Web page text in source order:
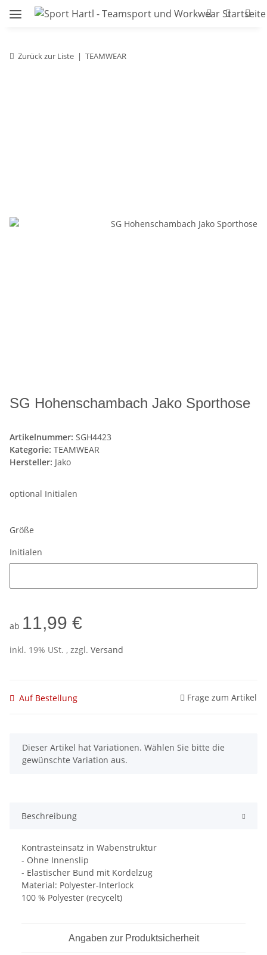
Zurück zur Liste TEAMWEAR
SG Hohenschambach Jako Sporthose
Artikelnummer: SGH4423
Kategorie: TEAMWEAR
Hersteller: Jako
optional Initialen
Größe
Initialen
ab 11,99 €
inkl. 19% USt. , zzgl. Versand
Auf Bestellung Frage zum Artikel
x
Dieser Artikel hat Variationen. Wählen Sie bitte die
gewünschte Variation aus.
Beschreibung
Kontrasteinsatz in Wabenstruktur
- Ohne Innenslip
- Elastischer Bund mit Kordelzug
Material: Polyester-Interlock
100 % Polyester (recycelt)
Angaben zur Produktsicherheit